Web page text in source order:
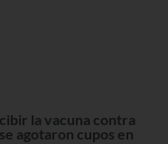
la vacuna contra
agotaron cupos en